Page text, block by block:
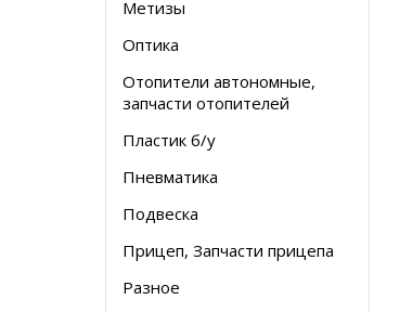
Метизы
Оптика
Отопители автономные,
запчасти отопителей
Пластик б/у
Пневматика
Подвеска
Прицеп, Запчасти прицепа
Разное